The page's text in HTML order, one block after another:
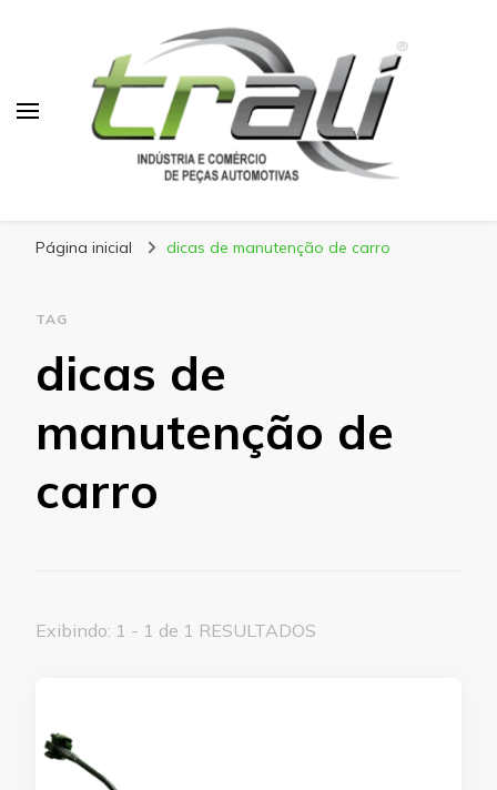
Página inicial dicas de manutenção de carro
TAG
dicas de
manutenção de
carro
Exibindo: 1 - 1 de 1 RESULTADOS